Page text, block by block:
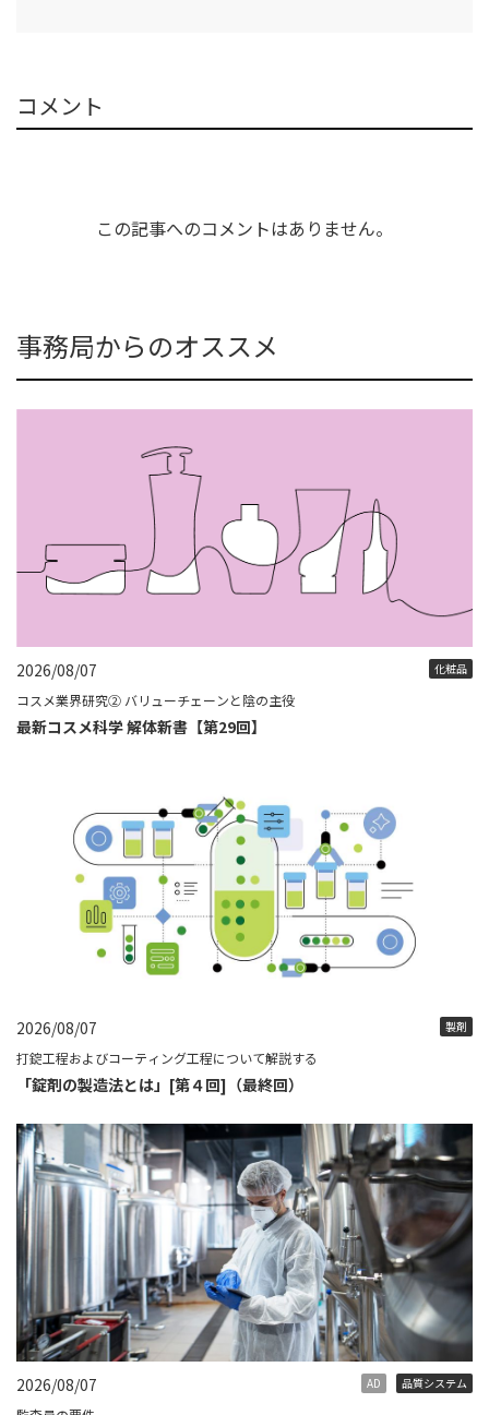
コメント
この記事へのコメントはありません。
事務局からのオススメ
2026/08/07 化粧品
コスメ業界研究② バリューチェーンと陰の主役
最新コスメ科学 解体新書【第29回】
2026/08/07 製剤
打錠工程およびコーティング工程について解説する
「錠剤の製造法とは」[第４回]（最終回）
2026/08/07 AD 品質システム